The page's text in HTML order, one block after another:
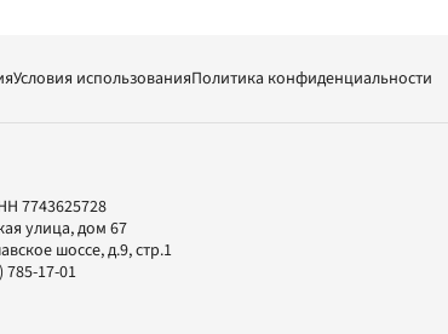
Условия использованияПолитика конфиденциальности
7743625728
улица, дом 67
шоссе, д.9, стр.1
785-17-01